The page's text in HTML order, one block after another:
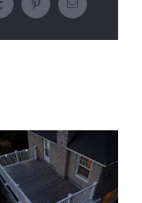
PinterestEmail